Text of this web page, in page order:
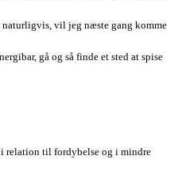
naturligvis, vil jeg næste gang komme
gå og så finde et sted at spise
relation til fordybelse og i mindre